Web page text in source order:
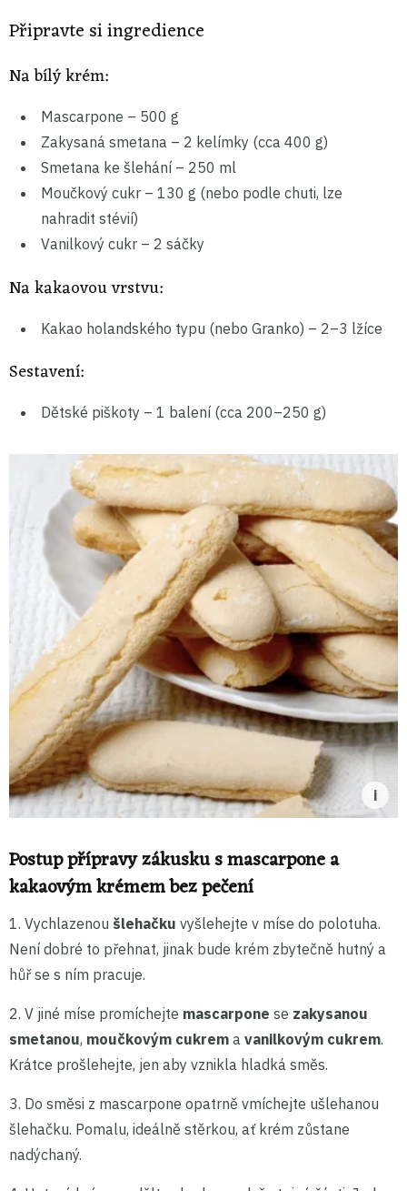
Připravte si ingredience
Na bílý krém:
Mascarpone – 500 g
Zakysaná smetana – 2 kelímky (cca 400 g)
Smetana ke šlehání – 250 ml
Moučkový cukr – 130 g (nebo podle chuti, lze
nahradit stévií)
Vanilkový cukr – 2 sáčky
Na kakaovou vrstvu:
Kakao holandského typu (nebo Granko) – 2–3 lžíce
Sestavení:
Dětské piškoty – 1 balení (cca 200–250 g)
Postup přípravy zákusku s mascarpone a
kakaovým krémem bez pečení
1. Vychlazenou šlehačku vyšlehejte v míse do polotuha.
Není dobré to přehnat, jinak bude krém zbytečně hutný a
hůř se s ním pracuje.
2. V jiné míse promíchejte mascarpone se zakysanou
smetanou, moučkovým cukrem a vanilkovým cukrem.
Krátce prošlehejte, jen aby vznikla hladká směs.
3. Do směsi z mascarpone opatrně vmíchejte ušlehanou
šlehačku. Pomalu, ideálně stěrkou, ať krém zůstane
nadýchaný.